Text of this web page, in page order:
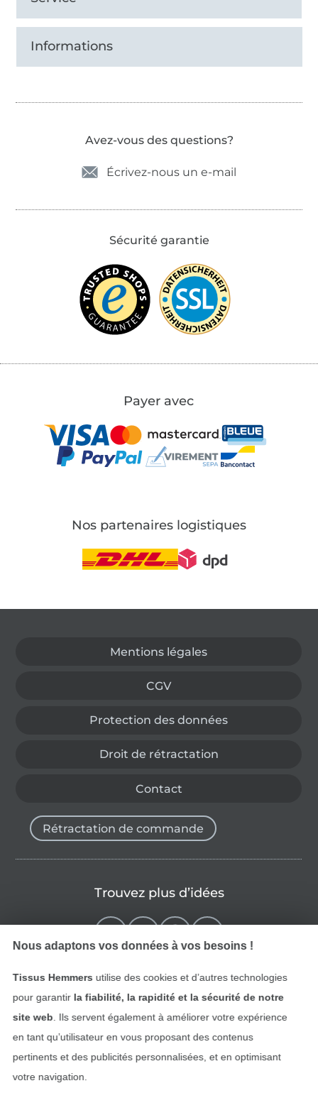
Informations
Avez-vous des questions?
Écrivez-nous un e-mail
Sécurité garantie
Payer avec
Nos partenaires logistiques
Mentions légales
CGV
Protection des données
Droit de rétractation
Contact
Rétractation de commande
Trouvez plus d’idées
Nous adaptons vos données à vos besoins !
Tissus Hemmers utilise des cookies et d’autres technologies
pour garantir la fiabilité, la rapidité et la sécurité de notre
site web . Ils servent également à améliorer votre expérience
en tant qu’utilisateur en vous proposant des contenus
pertinents et des publicités personnalisées, et en optimisant
votre navigation.